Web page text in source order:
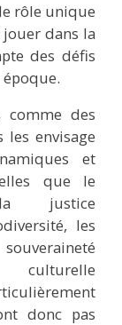
rôle unique
dans la
des défis
comme des
les envisage
et
que le
justice
les
donc pas